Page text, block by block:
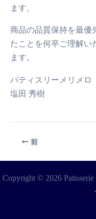
ます。
商品の品質保持を最優
たことを何卒ご理解い
ます。
パティスリーメリメ
塩田 秀樹
前
Copyright © 2026